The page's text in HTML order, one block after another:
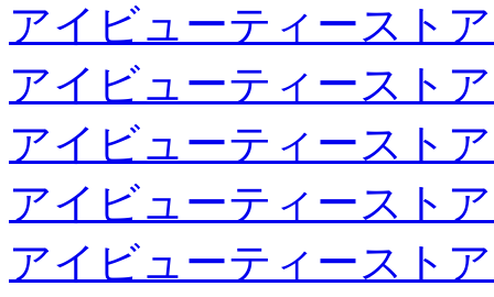
アイビューティースト
アイビューティースト
アイビューティースト
アイビューティースト
アイビューティースト